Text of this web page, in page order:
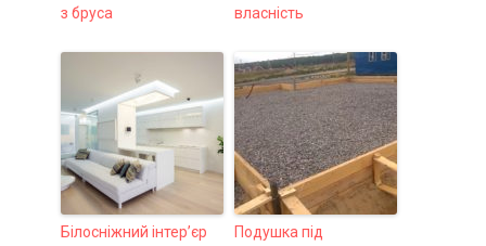
з бруса
власність
Білосніжний інтер’єр
Подушка під